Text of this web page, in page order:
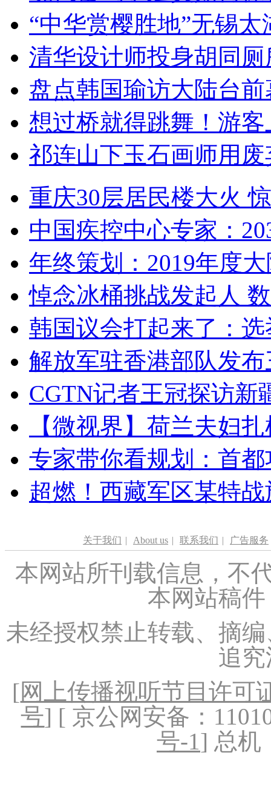
“中华赏樱胜地”无锡
清华设计师投身胡同
盘点韩国瑜访大陆台
想过桥就得跳舞！游客
祁连山下玉石画师用
重庆30层居民楼大火
中国疾控中心专家：
年终策划：2019年度
悼念冰桶挑战发起人
韩国议会打起来了：
解放军驻香港部队发
CGTN记者王冠探访新
【微视界】荷兰夫妇
专家带你看规划：首
超燃！西藏军区某特
关于我们 | About us | 联系我们 | 广告服务
本网站所刊载信息，不
本网站稿
未经授权禁止转载、摘
追
[网上传播视听节目许可
号] [ 京公网安备：
号-1] 总机